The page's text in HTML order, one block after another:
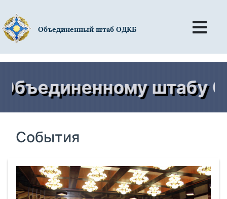
Объединенный штаб ОДКБ
штабу
События